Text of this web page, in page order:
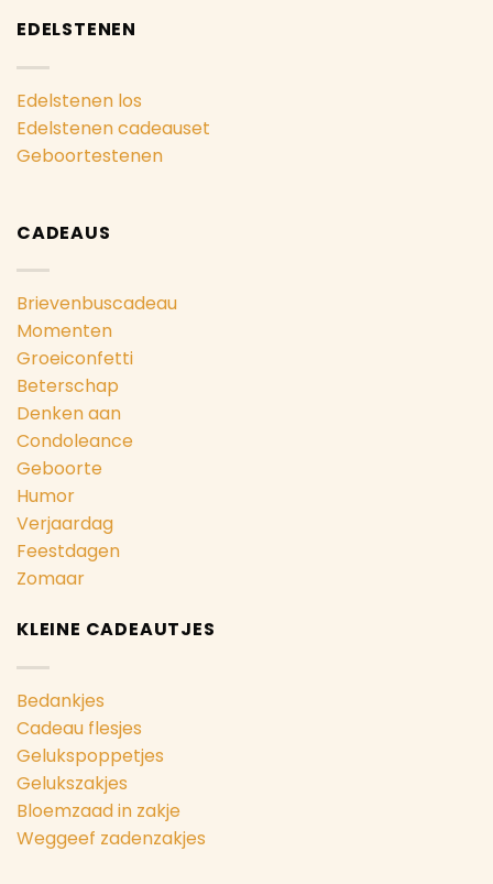
EDELSTENEN
Edelstenen los
Edelstenen cadeauset
Geboortestenen
CADEAUS
Brievenbuscadeau
Momenten
Groeiconfetti
Beterschap
Denken aan
Condoleance
Geboorte
Humor
Verjaardag
Feestdagen
Zomaar
KLEINE CADEAUTJES
Bedankjes
Cadeau flesjes
Gelukspoppetjes
Gelukszakjes
Bloemzaad in zakje
Weggeef zadenzakjes